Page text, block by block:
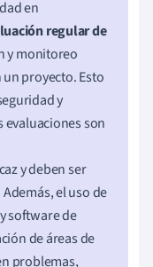
en
regular de
y monitoreo
proyecto. Esto
y
evaluaciones son
y deben ser
el uso de
software de
de áreas de
problemas,